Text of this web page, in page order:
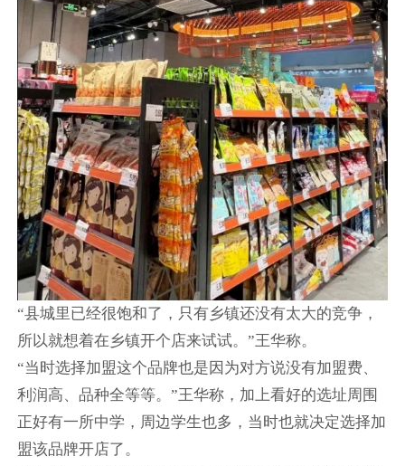
“县城里已经很饱和了，只有乡镇还没有太大的竞争，
所以就想着在乡镇开个店来试试。”王华称。
“当时选择加盟这个品牌也是因为对方说没有加盟费、
利润高、品种全等等。”王华称，加上看好的选址周围
正好有一所中学，周边学生也多，当时也就决定选择加
盟该品牌开店了。